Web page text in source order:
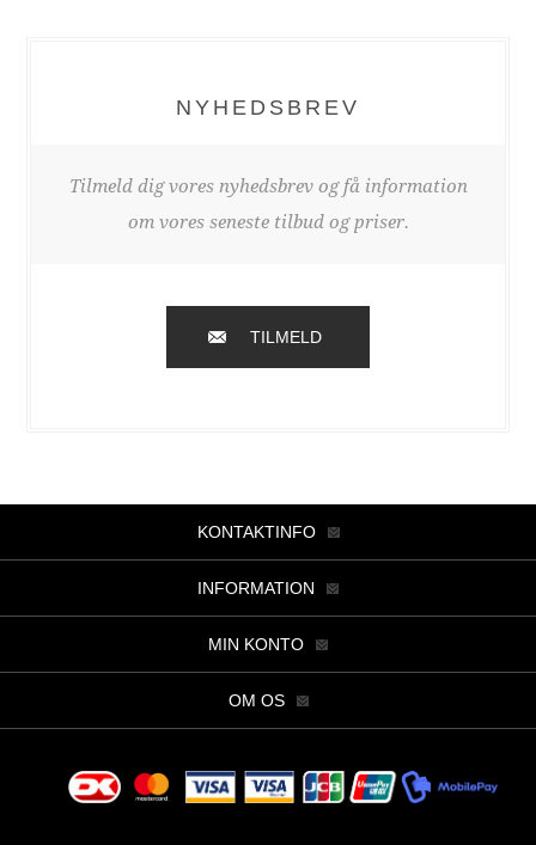
NYHEDSBREV
Tilmeld dig vores nyhedsbrev og få information
om vores seneste tilbud og priser.
TILMELD
KONTAKTINFO
INFORMATION
MIN KONTO
OM OS